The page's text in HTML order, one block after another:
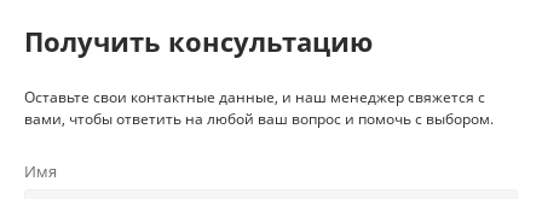
Получить консультацию
Оставьте свои контактные данные, и наш менеджер свяжется с
вами, чтобы ответить на любой ваш вопрос и помочь с выбором.
Имя